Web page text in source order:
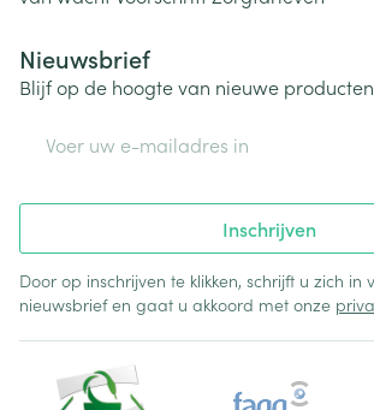
Nieuwsbrief
Blijf op de hoogte van nieuwe
Inschrijven
Door op inschrijven te klikken, schrijft u zich in
nieuwsbrief en gaat u akkoord met onze